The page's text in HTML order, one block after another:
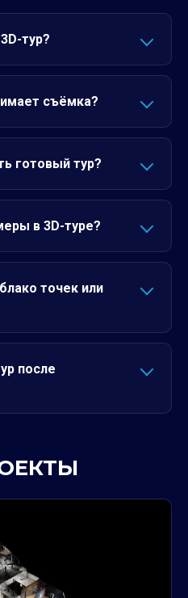
тур?
съёмка?
готовый тур?
в 3D-туре?
точек или
после